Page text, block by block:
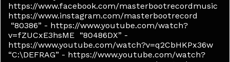
https://www.facebook.com/masterbootrecordmusic
https://www.instagram.com/masterbootrecord
“80386” - https://www.youtube.com/watch?
v=fZUCxE3hsME “80486DX” -
https://www.youtube.com/watch?v=q2CbHKPx36w
“C:\DEFRAG” - https://www.youtube.com/watch?